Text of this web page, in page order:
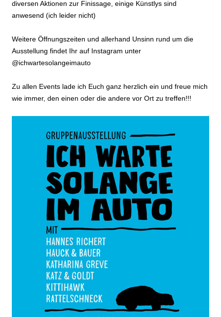
diversen Aktionen zur Finissage, einige Künstlys sind
anwesend (ich leider nicht)
Weitere Öffnungszeiten und allerhand Unsinn rund um die
Ausstellung findet Ihr auf Instagram unter
@ichwartesolangeimauto
Zu allen Events lade ich Euch ganz herzlich ein und freue mich
wie immer, den einen oder die andere vor Ort zu treffen!!!